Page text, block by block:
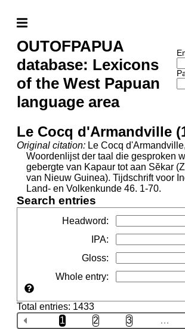
OUTOFPAPUA
database: Lexicons
of the West Papuan
language area
Le Cocq d'Armandville
Original citation: Le Cocq
Woordenlijst der taal die gesproken
gebergte van Kapaur tot aan Sĕkar
van Nieuw Guinea). Tijdschrift voor
Land- en Volkenkunde 46. 1-70.
Search entries
Headword:
IPA:
Gloss:
Whole entry:
Total entries: 1433
1
2 3 …